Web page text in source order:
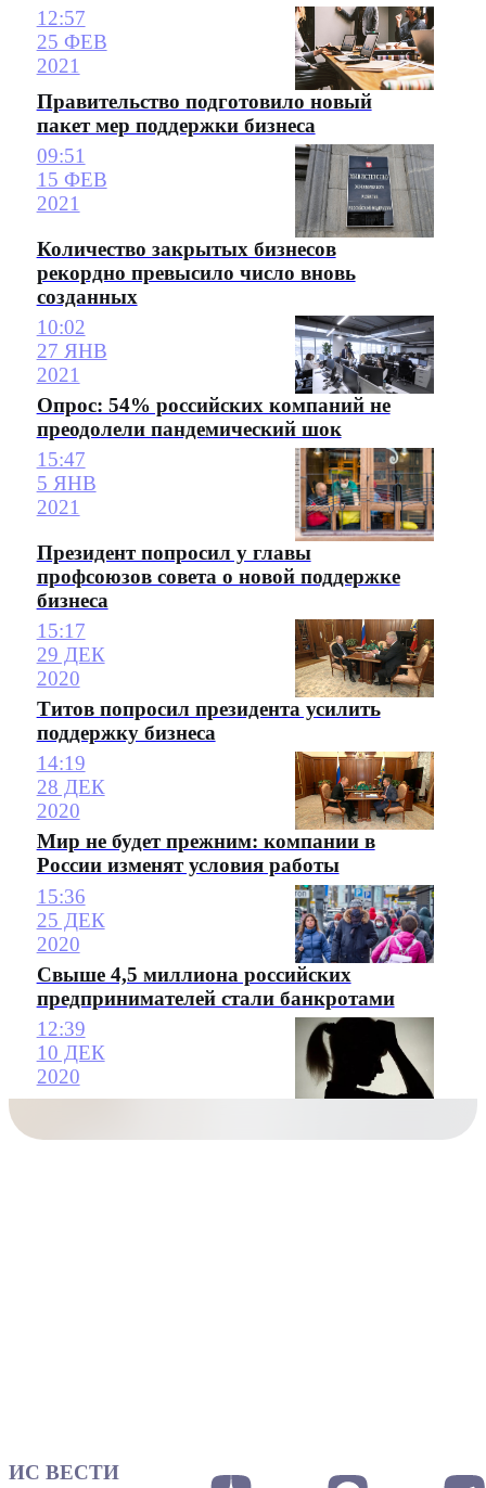
12:57
25 ФЕВ
2021
Правительство подготовило новый
пакет мер поддержки бизнеса
09:51
15 ФЕВ
2021
Количество закрытых бизнесов
рекордно превысило число вновь
созданных
10:02
27 ЯНВ
2021
Опрос: 54% российских компаний не
преодолели пандемический шок
15:47
5 ЯНВ
2021
Президент попросил у главы
профсоюзов совета о новой поддержке
бизнеса
15:17
29 ДЕК
2020
Титов попросил президента усилить
поддержку бизнеса
14:19
28 ДЕК
2020
Мир не будет прежним: компании в
России изменят условия работы
15:36
25 ДЕК
2020
Свыше 4,5 миллиона российских
предпринимателей стали банкротами
12:39
10 ДЕК
2020
ИС ВЕСТИ